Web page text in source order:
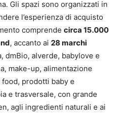
Gli spazi sono organizzati in
l’esperienza di acquisto
comprende circa 15.000
, accanto ai 28 marchi
dmBio, alverde, babylove e
make-up, alimentazione
prodotti baby e
e trasversale, con grande
agli ingredienti naturali e ai